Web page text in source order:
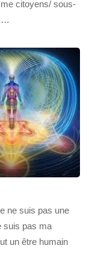
citoyens/ sous-
ne suis pas une
suis pas ma
un être humain